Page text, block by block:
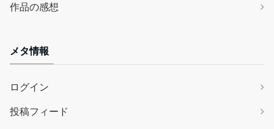
作品の感想
メタ情報
ログイン
投稿フィード